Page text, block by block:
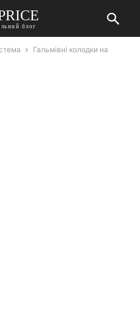
блог
Гальмівні колодки на